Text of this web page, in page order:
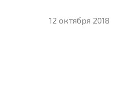
12 октября 2018